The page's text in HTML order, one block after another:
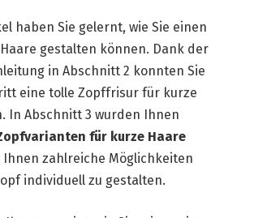
haben Sie gelernt, wie Sie einen
gestalten können. Dank der
in Abschnitt 2 konnten Sie
eine tolle Zopffrisur für kurze
In Abschnitt 3 wurden Ihnen
für kurze Haare
zahlreiche Möglichkeiten
individuell zu gestalten.